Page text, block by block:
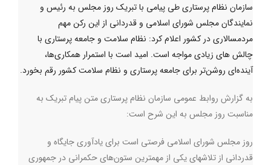
سازمان نظام پرستاری طی پیامی با تبریک روز مجلس به رئیس و
نمایندگان مجلس شورای اسلامی و قدردانی از این رکن مهم
مردمسالاری در کشور اعلام کرد: نظام سلامت و جامعه پرستاری با
چالش های زیادی مواجه است. امید است با استمرار همکاری‌ها،
آینده‌ای روشن‌تر برای جامعه پرستاری و نظام سلامت کشور رقم بخورد.
به گزارش روابط عمومی سازمان نظام پرستاری متن پیام تبریک به
مناسبت روز مجلس به این شرح است:
روز مجلس شورای اسلامی فرصتی است برای یادآوری جایگاه و
قدردانی از تلاشهای یکی از مهمترین ستون‌های حکمرانی در جمهوری